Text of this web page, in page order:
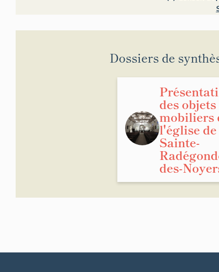
Dossiers de
des objets
mobiliers
l'église de
Sainte-
des-